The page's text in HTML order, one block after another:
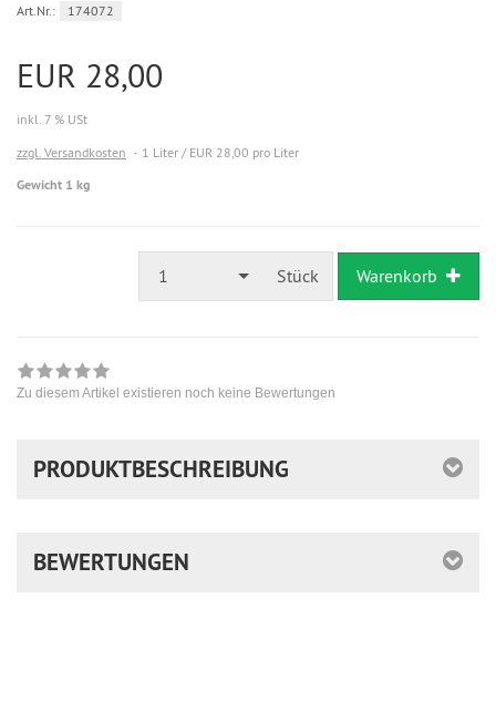
Art.Nr.: 174072
EUR 28,00
inkl. 7 % USt
zzgl. Versandkosten
1 Liter / EUR 28,00 pro Liter
Gewicht 1 kg
1 Stück Warenkorb
Zu diesem Artikel existieren noch keine Bewertungen
PRODUKTBESCHREIBUNG
BEWERTUNGEN